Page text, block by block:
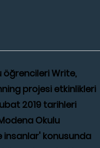
öğrencileri Write,
projesi etkinlikleri
2019 tarihleri
Okulu
insanlar' konusunda